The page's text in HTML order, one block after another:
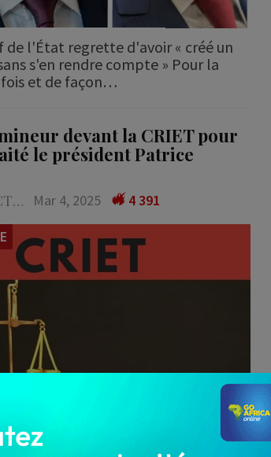
de l'État regrette d'avoir « créé un
s'en rendre compte » Pour la
et de façon…
devant la CRIET pour
le président Patrice
LA REDACTION Mar 4, 2025
4 391
16 ans et en classe de Terminale,
été interpellé et présenté deux fois